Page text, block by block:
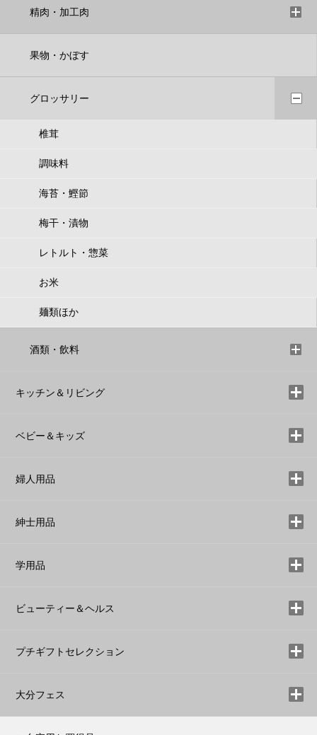
精肉・加工肉
果物・かぼす
グロッサリー
椎茸
調味料
海苔・鰹節
梅干・漬物
レトルト・惣菜
お米
麺類ほか
酒類・飲料
キッチン＆リビング
ベビー＆キッズ
婦人用品
紳士用品
学用品
ビューティー＆ヘルス
プチギフトセレクション
大分フェス